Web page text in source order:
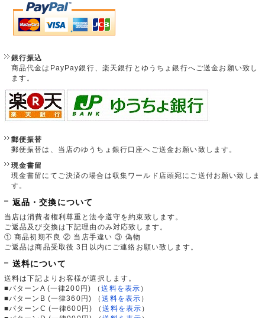
銀行振込
商品代金はPayPay銀行、楽天銀行とゆうちょ銀行へご送金お願い致し
ます。
郵便振替
郵便振替は、当店のゆうちょ銀行口座へご送金お願い致します。
現金書留
現金書留にてご決済の場合は収集ワールド店頭宛にご送付お願い致しま
す。
返品・交換について
当店は消費者権利尊重と法令遵守を約束致します。
ご返品及び交換は下記理由のみ対応致します。
① 商品初期不良 ② 当店手違い ③ 偽物
ご返品は商品受取後 3日以内にご連絡お願い致します。
送料について
送料は下記よりお客様が選択します。
■パターンA (一律200円)
（送料を表示 ）
■パターンB (一律360円)
（送料を表示 ）
■パターンC (一律600円)
（送料を表示 ）